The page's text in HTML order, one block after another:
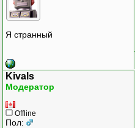
Я странный
Kivals
Модератор
Offline
Пол: